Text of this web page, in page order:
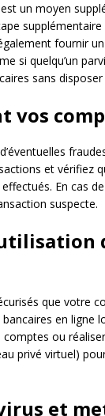
un moyen
fournir
si quelqu’un
sans
vos
et vérifiez
En cas
suspecte.
que votre
en ligne
ou
privé virtuel)
et